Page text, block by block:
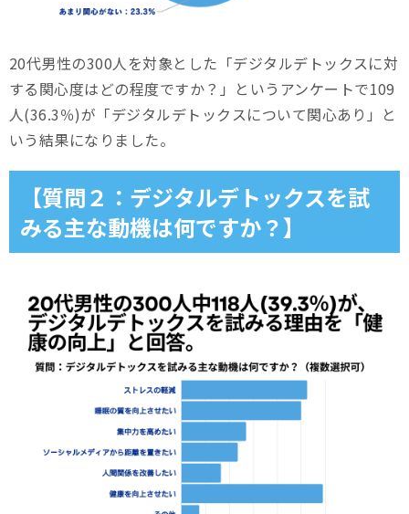
20代男性の300人を対象とした「デジタルデトックスに対
する関心度はどの程度ですか？」というアンケートで109
人(36.3％)が「デジタルデトックスについて関心あり」と
いう結果になりました。
【質問２：デジタルデトックスを試
みる主な動機は何ですか？】